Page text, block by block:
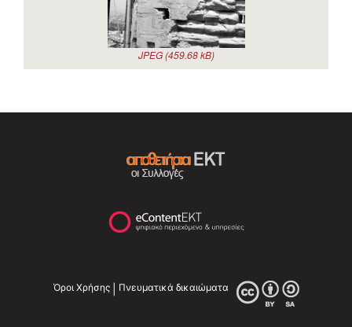
JPEG (459.68 kB)